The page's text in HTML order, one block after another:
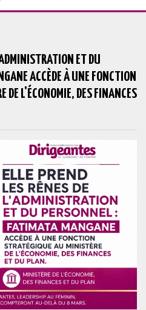
ET DU
ACCÈDE À UNE FONCTION
DE L'ÉCONOMIE, DES FINANCES